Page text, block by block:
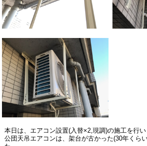
本日は、エアコン設置(入替×2, 現調)の施工を行い
公団天吊エアコンは、架台が古かった(30年くら